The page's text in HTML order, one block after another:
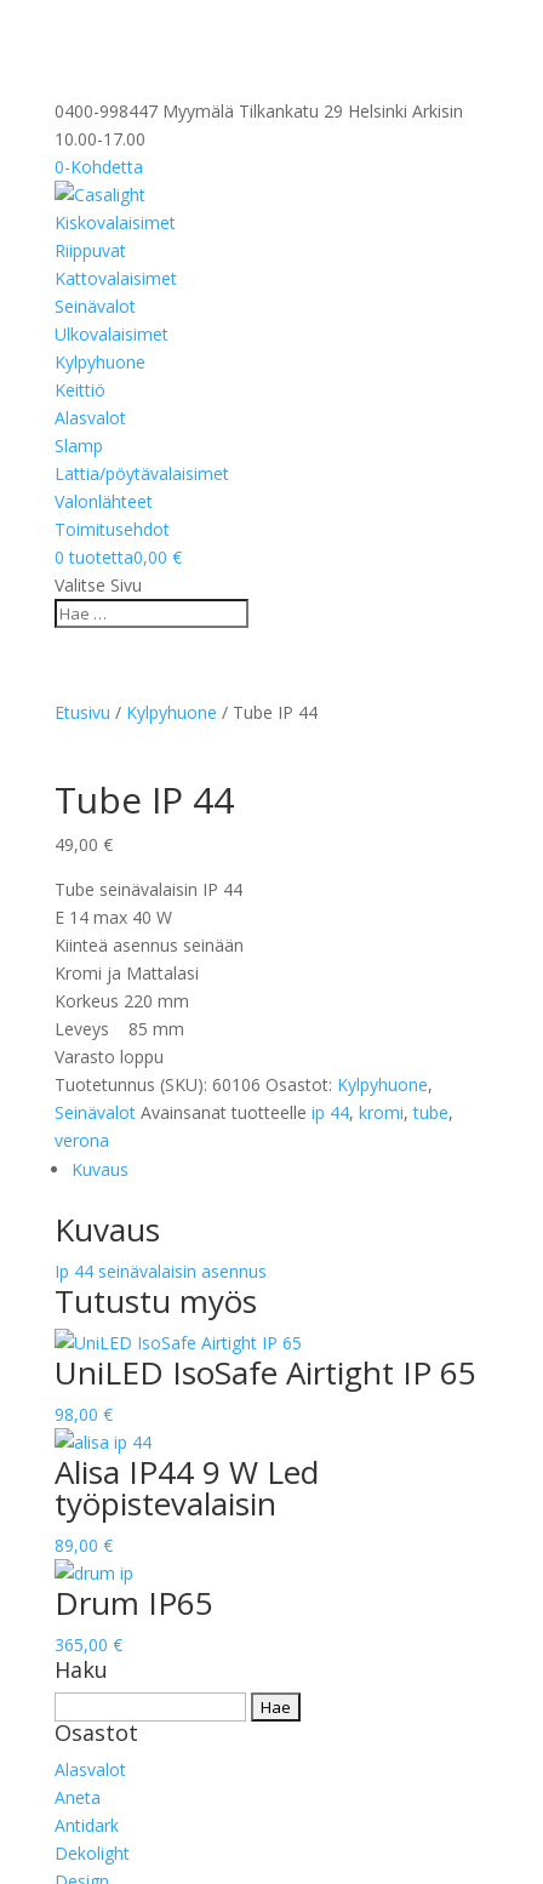
0400-998447 Myymälä Tilkankatu 29 Helsinki Arkisin
10.00-17.00
0-Kohdetta
Kiskovalaisimet
Riippuvat
Kattovalaisimet
Seinävalot
Ulkovalaisimet
Kylpyhuone
Keittiö
Alasvalot
Slamp
Lattia/pöytävalaisimet
Valonlähteet
Toimitusehdot
0 tuotetta0,00 €
Valitse Sivu
Etusivu / Kylpyhuone / Tube IP 44
Tube IP 44
49,00 €
Tube seinävalaisin IP 44
E 14 max 40 W
Kiinteä asennus seinään
Kromi ja Mattalasi
Korkeus 220 mm
Leveys 85 mm
Varasto loppu
Tuotetunnus (SKU): 60106 Osastot: Kylpyhuone,
Seinävalot Avainsanat tuotteelle ip 44, kromi,tube,
verona
Kuvaus
Kuvaus
Ip 44 seinävalaisin asennus
Tutustu myös
UniLED IsoSafe Airtight IP 65
98,00 €
Alisa IP44 9 W Led
työpistevalaisin
89,00 €
Drum IP65
365,00 €
Haku
Osastot
Alasvalot
Aneta
Antidark
Dekolight